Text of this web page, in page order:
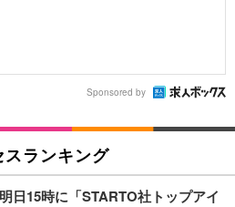
Sponsored by
スランキング
日15時に「STARTO社トップアイ